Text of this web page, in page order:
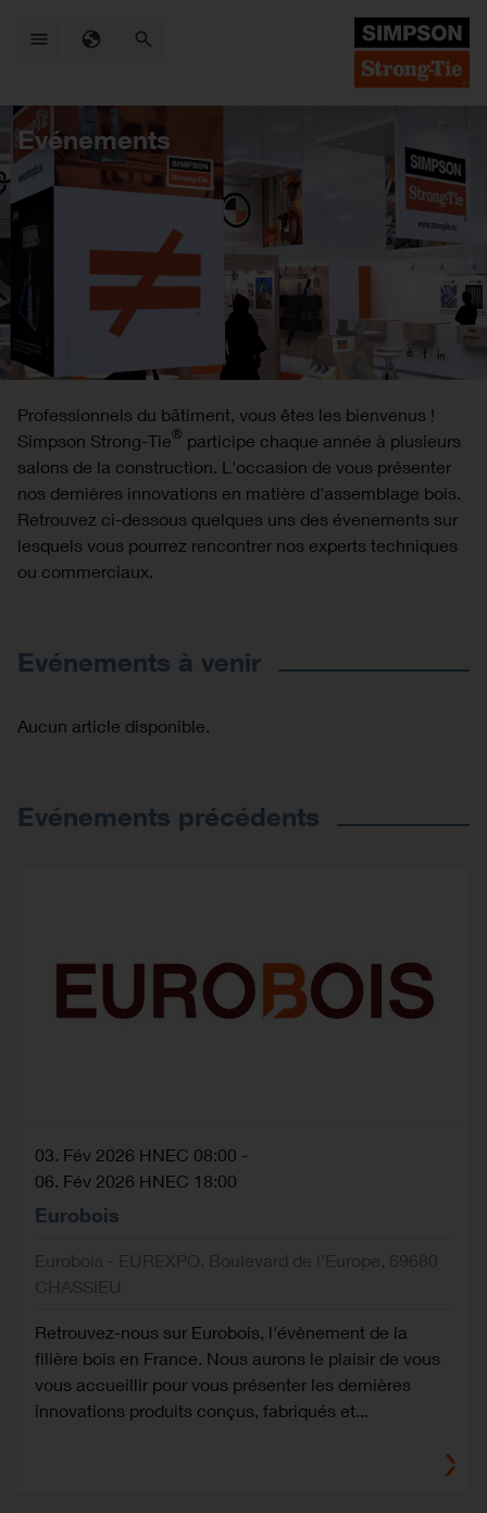
Evénements
Professionnels du bâtiment, vous êtes les bienvenus !
Simpson Strong-Tie® participe chaque année à plusieurs
salons de la construction. L'occasion de vous présenter
nos dernières innovations en matière d'assemblage bois.
Retrouvez ci-dessous quelques uns des évenements sur
lesquels vous pourrez rencontrer nos experts techniques
ou commerciaux.
Evénements à venir
Aucun article disponible.
Evénements précédents
03. Fév 2026 HNEC 08:00 -
06. Fév 2026 HNEC 18:00
Eurobois
Eurobois - EUREXPO, Boulevard de l'Europe, 69680
CHASSIEU
Retrouvez-nous sur Eurobois, l'évènement de la
filière bois en France. Nous aurons le plaisir de vous
vous accueillir pour vous présenter les dernières
innovations produits conçus, fabriqués et...